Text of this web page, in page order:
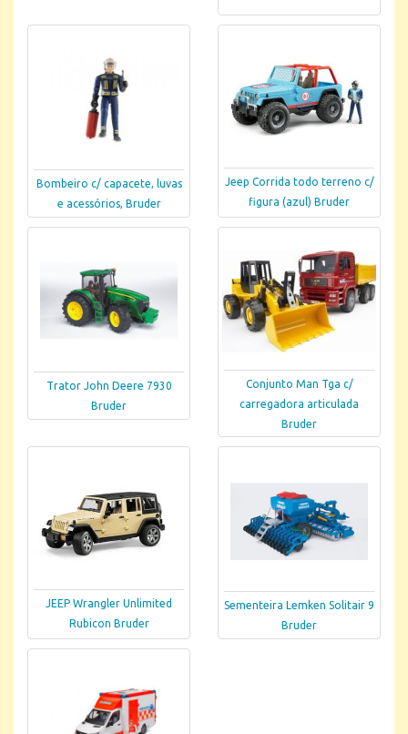
Bombeiro c/ capacete, luvas
e acessórios, Bruder
Jeep Corrida todo terreno c/
figura (azul) Bruder
Trator John Deere 7930
Bruder
Conjunto Man Tga c/
carregadora articulada
Bruder
JEEP Wrangler Unlimited
Rubicon Bruder
Sementeira Lemken Solitair 9
Bruder